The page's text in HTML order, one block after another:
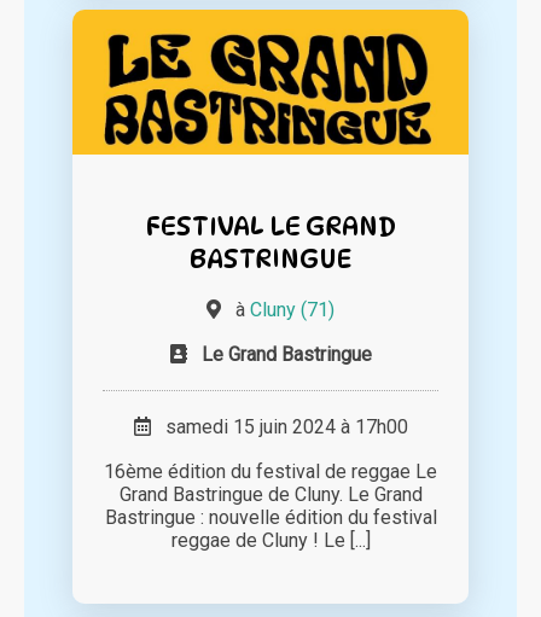
FESTIVAL LE GRAND
BASTRINGUE
à Cluny (71)
Le Grand Bastringue
samedi 15 juin 2024 à 17h00
16ème édition du festival de reggae Le
Grand Bastringue de Cluny. Le Grand
Bastringue : nouvelle édition du festival
reggae de Cluny ! Le [...]